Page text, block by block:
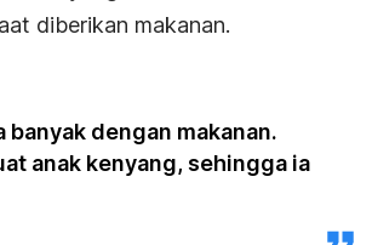
diberikan makanan.
dengan makanan.
anak kenyang, sehingga ia